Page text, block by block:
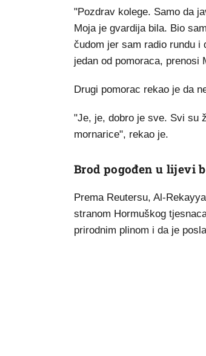
"Pozdrav kolege. Samo da
Moja je gvardija bila. Bio
čudom jer sam radio rundu i
jedan od pomoraca, prenosi
Drugi pomorac rekao je da
"Je, je, dobro je sve. Svi su
mornarice", rekao je.
Brod pogođen u lijevi
Prema Reutersu, Al-
stranom Hormuškog
prirodnim plinom i da je